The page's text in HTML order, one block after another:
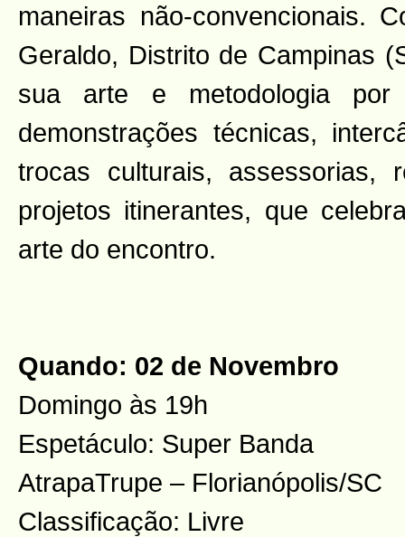
maneiras não-convencionais.
Geraldo, Distrito de Campinas
sua arte e metodologia
demonstrações técnicas,
trocas culturais, assessorias,
projetos itinerantes, que
arte do encontro.
Quando: 02 de Novembro
Domingo às 19h
Espetáculo: Super Banda
AtrapaTrupe – Florianópolis/SC
Classificação: Livre